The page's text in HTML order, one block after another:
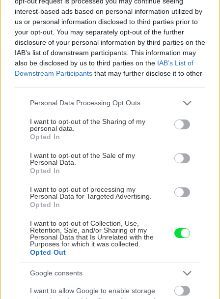
interest-based ads based on personal information utilized by
us or personal information disclosed to third parties prior to
your opt-out. You may separately opt-out of the further
disclosure of your personal information by third parties on the
IAB’s list of downstream participants. This information may
also be disclosed by us to third parties on the IAB’s List of
Downstream Participants that may further disclose it to other
Please note that this website/app uses one or more Google
not limited to your visit or usage behaviour. You may click to
grant or deny consent to Google and its third-party tags to
use your data for below specified purposes in below Google
consent section.
Personal Data Processing Opt Outs
I want to opt-out of the Sharing of my
personal data.
Opted In
I want to opt-out of the Sale of my
Personal Data.
Opted In
I want to opt-out of processing my
Personal Data for Targeted Advertising.
Opted In
I want to opt-out of Collection, Use,
Retention, Sale, and/or Sharing of my
Personal Data that Is Unrelated with the
Purposes for which it was collected.
Opted Out
Google consents
I want to allow Google to enable storage
rozhodne o úrode
neproduktívne , nie je pravda. Aj vlky je možné použiť
pri formovaní koruny a budú rodiť.
ZÁHRADA
Trvalky, ktoré znesú
sucho a teplo? Tieto
vysaďte na miesta, na
Nemusí to byť len
levanduľa! 7 fialových